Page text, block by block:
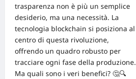
trasparenza non è più un semplice
desiderio, ma una necessità. La
tecnologia blockchain si posiziona al
centro di questa rivoluzione,
offrendo un quadro robusto per
tracciare ogni fase della produzione.
Ma quali sono i veri benefici? 🤔🔍